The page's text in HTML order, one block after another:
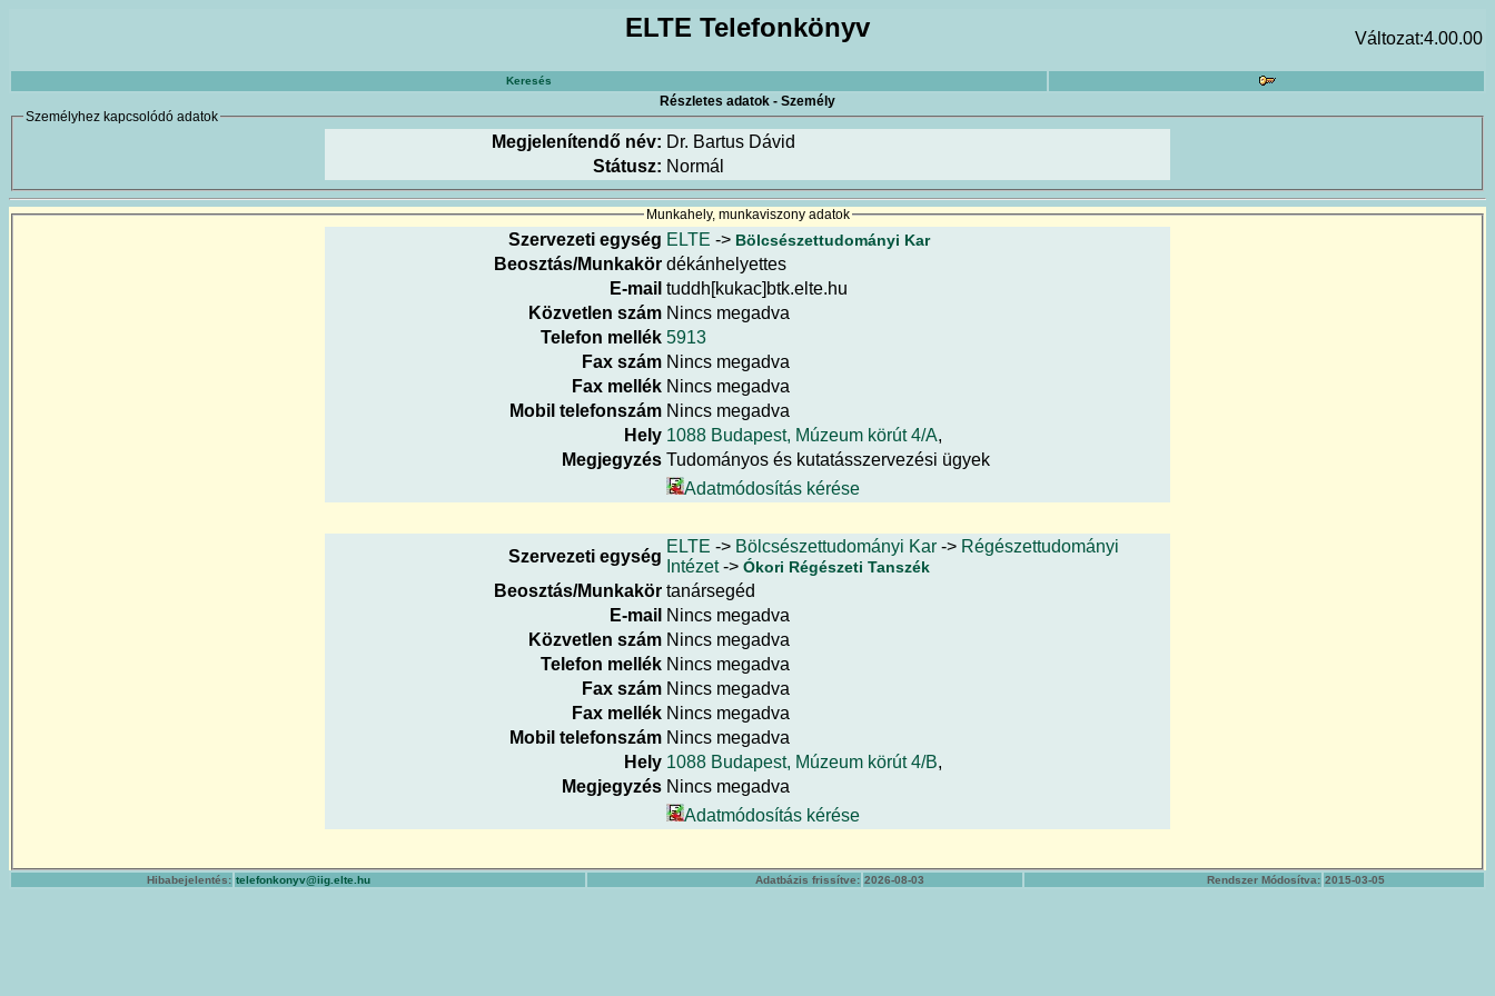
ELTE Telefonkönyv Változat:4.00.00
Keresés
Részletes adatok - Személy
Személyhez kapcsolódó adatok
Megjelenítendő név: Dr. Bartus Dávid
Státusz: Normál
Munkahely, munkaviszony adatok
Szervezeti egység ELTE -> Bölcsészettudományi Kar
Beosztás/Munkakör dékánhelyettes
E-mail tuddh[kukac]btk.elte.hu
Közvetlen szám Nincs megadva
Telefon mellék 5913
Fax szám Nincs megadva
Fax mellék Nincs megadva
Mobil telefonszám Nincs megadva
Hely 1088 Budapest, Múzeum körút 4/A,
Megjegyzés Tudományos és kutatásszervezési ügyek
Adatmódosítás kérése
Szervezeti egység
ELTE -> Bölcsészettudományi Kar -> Régészettudományi
Intézet-> Ókori Régészeti Tanszék
Beosztás/Munkakör tanársegéd
E-mail Nincs megadva
Közvetlen szám Nincs megadva
Telefon mellék Nincs megadva
Fax szám Nincs megadva
Fax mellék Nincs megadva
Mobil telefonszám Nincs megadva
Hely 1088 Budapest, Múzeum körút 4/B,
Megjegyzés Nincs megadva
Adatmódosítás kérése
Hibabejelentés: telefonkonyv@iig.elte.hu Adatbázis frissítve: 2026-08-03 Rendszer Módosítva: 2015-03-05